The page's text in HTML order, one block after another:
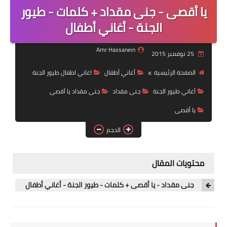
رابط فرعي
رابط فرعي
رابط فرعي
يا أقصى - جنى مقداد + كلمات - طيور
الجنة - أغاني أطفال
Amr Hassanein
الصفحة الرئيسية
أغاني أطفال
اغاني اطفال طيور الجنة
أغاني طيور الجنة
جنى مقداد
جنى مقداد يا أقصى
يا أقصى
الحجم
محتويات المقال
جنى مقداد - يا أقصى + كلمات - طيور الجنة - أغاني أطفال